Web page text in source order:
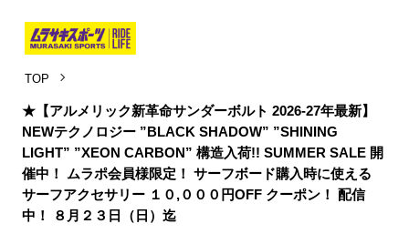
TOP
★【アルメリック新革命サンダーボルト 2026-27年最新】
NEWテクノロジー ”BLACK SHADOW” ”SHINING
LIGHT” ”XEON CARBON” 構造入荷!! SUMMER SALE 開
催中！ ムラポ会員様限定！ サーフボード購入時に使える
サーフアクセサリー １０,０００円OFF クーポン！ 配信
中！ ８月２３日（日）迄